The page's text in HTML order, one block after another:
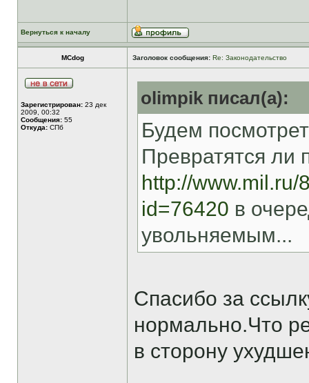
Вернуться к началу
MCdog Заголовок сообщения: Re: Законодательство
Зарегистрирован: 23 дек
2009, 00:32
Сообщения: 55
Откуда: СПб
olimpik писал(а):
Будем
Превратятся ли
http://www.mil.ru/
id=76420 в
увольняемым...
Спасибо за
нормально.Что
в сторону